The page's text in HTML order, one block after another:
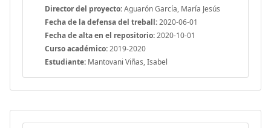
Director del proyecto:Aguarón García, María Jesús
Fecha de la defensa del treball:2020-06-01
Fecha de alta en el repositorio:2020-10-01
Curso académico:2019-2020
Estudiante: Mantovani Viñas, Isabel